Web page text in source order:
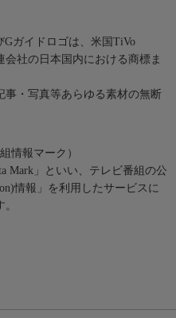
Gガイドロゴは、米国TiVo
会社の日本国内における商標ま
事・写真等あらゆる素材の無断
情報マーク）
Mark」といい、テレビ番組の公
情報」を利用したサービスに